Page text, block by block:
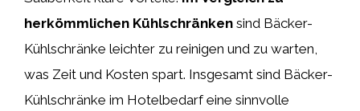
herkömmlichen Kühlschränken sind Bäcker-
Kühlschränke leichter zu reinigen und zu warten,
was Zeit und Kosten spart. Insgesamt sind Bäcker-
Kühlschränke im Hotelbedarf eine sinnvolle